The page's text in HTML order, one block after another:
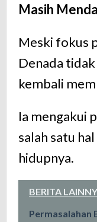
Masih
Meski fokus
Denada
kembali
Ia mengakui
salah satu
hidupnya.
BERITA
Permasalahan